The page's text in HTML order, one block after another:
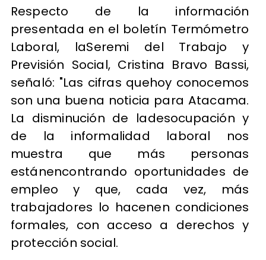
Respecto de la información
presentada en el boletín Termómetro
Laboral, laSeremi del Trabajo y
Previsión Social, Cristina Bravo Bassi,
señaló: "Las cifras quehoy conocemos
son una buena noticia para Atacama.
La disminución de ladesocupación y
de la informalidad laboral nos
muestra que más personas
estánencontrando oportunidades de
empleo y que, cada vez, más
trabajadores lo hacenen condiciones
formales, con acceso a derechos y
protección social.